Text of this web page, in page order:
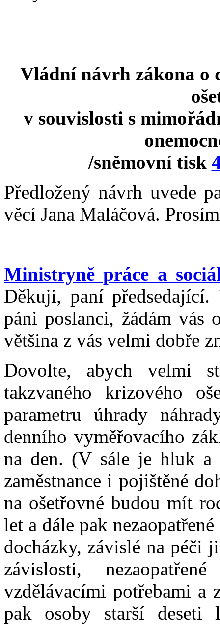
Vládní návrh zákona o
v souvislosti s
/sněmovní tisk
Předložený návrh uvede
věcí Jana Maláčová.
Ministryně práce a
Děkuji, paní předsedající.
páni poslanci, žádám vás
většina z vás velmi dobře
Dovolte, abych velmi
takzvaného krizového
parametru úhrady
denního vyměřovacího
na den. (V sále je hluk a
zaměstnance i pojištěné
na ošetřovné budou mít
let a dále pak
docházky, závislé na péči
závislosti,
vzdělávacími potřebami a
pak osoby starší